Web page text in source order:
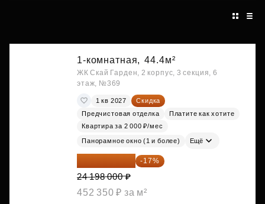
1-комнатная, 44.4м²
ЖК Скай Гарден, 2 корпус, 3 секция, 6
этаж, №369
1 кв 2027
Скидка
Предчистовая отделка
Платите как хотите
Квартира за 2 000 ₽/мес
Панорамное окно (1 и более) Ещё
20 084 340 ₽ -17%
24 198 000 ₽
452 350 ₽ за м²